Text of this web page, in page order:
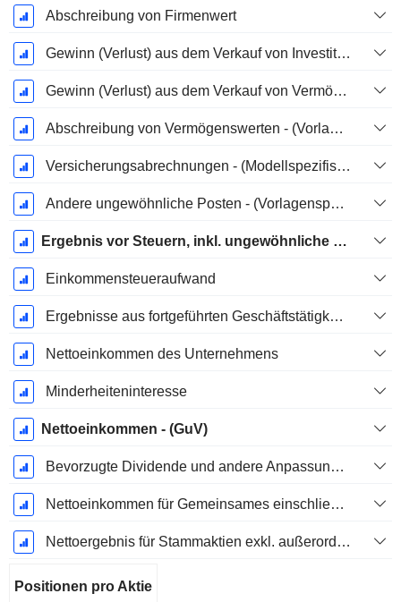
Abschreibung von Firmenwert
Gewinn (Verlust) aus dem Verkauf von Investitionen - (Vorlagenspezifisch)
Gewinn (Verlust) aus dem Verkauf von Vermögenswerten - (Modellspezifisch)
Abschreibung von Vermögenswerten - (Vorlagenspezifisch)
Versicherungsabrechnungen - (Modellspezifisch)
Andere ungewöhnliche Posten - (Vorlagenspezifisch)
Ergebnis vor Steuern, inkl. ungewöhnliche Posten
Einkommensteueraufwand
Ergebnisse aus fortgeführten Geschäftstätigkeiten
Nettoeinkommen des Unternehmens
Minderheiteninteresse
Nettoeinkommen - (GuV)
Bevorzugte Dividende und andere Anpassungen
Nettoeinkommen für Gemeinsames einschließlich außerordentlicher Posten
Nettoergebnis für Stammaktien exkl. außerordentliche Posten
Positionen pro Aktie